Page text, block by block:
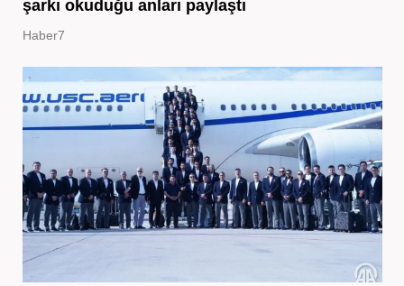
şarkı okuduğu anları paylaştı
Haber7